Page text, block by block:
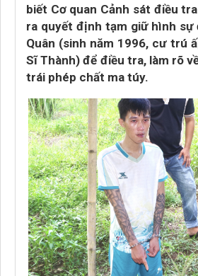
biết Cơ quan Cảnh sát điều
ra quyết định tạm giữ hình sự
Quân (sinh năm 1996, cư trú
Sĩ Thành) để điều tra, làm rõ
trái phép chất ma túy.